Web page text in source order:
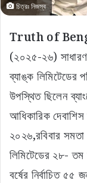
চিত্রঃ নিজস্ব
Truth of
(২০২৫-২৬)
ব্যাঙ্ক লিমিটেডের
উপস্থিত ছিলেন
আধিকারিক দেবাশিস
২০২৬,রবিবার
লিমিটেডের ২৮-
বর্ষের নির্বাচিত ৫৫